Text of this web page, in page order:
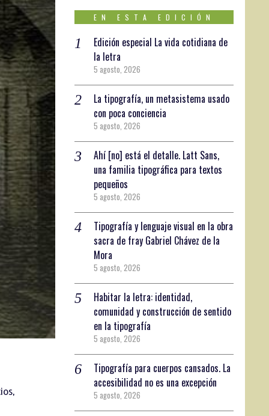
EN ESTA EDICIÓN
Edición especial La vida cotidiana de
la letra
5 agosto, 2026
La tipografía, un metasistema usado
con poca conciencia
5 agosto, 2026
Ahí [no] está el detalle. Latt Sans,
una familia tipográfica para textos
pequeños
5 agosto, 2026
Tipografía y lenguaje visual en la obra
sacra de fray Gabriel Chávez de la
Mora
5 agosto, 2026
Habitar la letra: identidad,
comunidad y construcción de sentido
en la tipografía
5 agosto, 2026
Tipografía para cuerpos cansados. La
accesibilidad no es una excepción
5 agosto, 2026